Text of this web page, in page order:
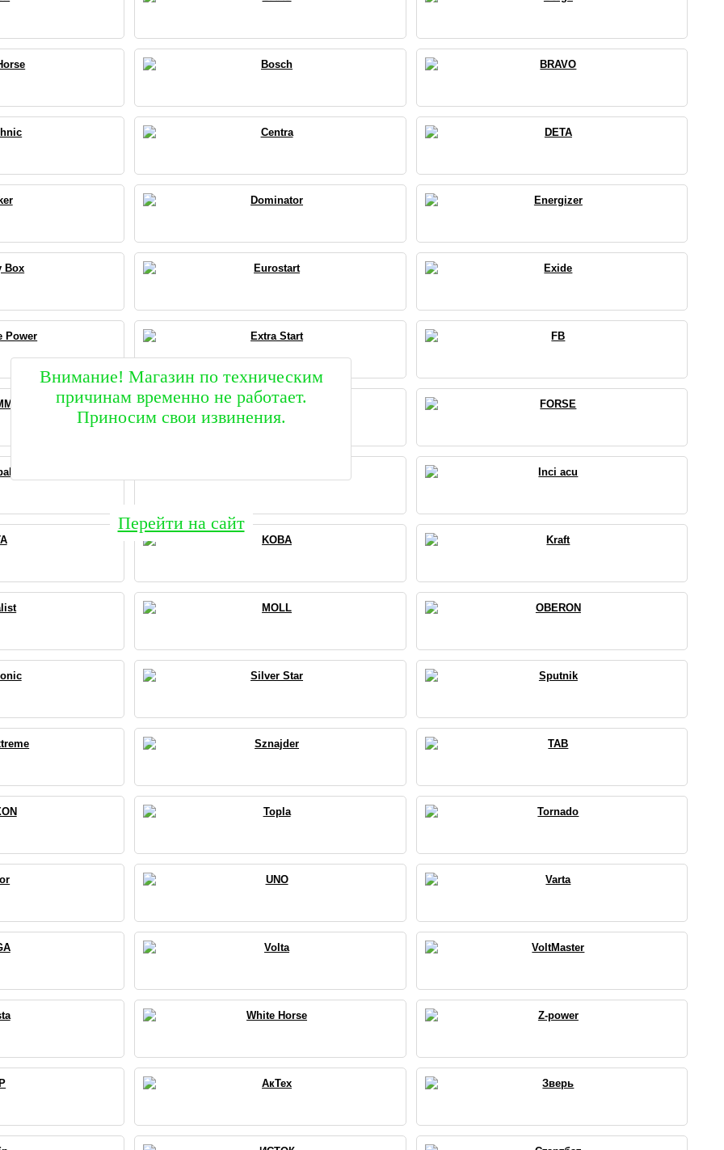
Внимание! Магазин по техническим
причинам временно не работает.
Приносим свои извинения.
Перейти на сайт
Bosch BRAVO
Centra DETA
Dominator Energizer
Box Eurostart Exide
Power Extra Start FB
FireBall FORSE
Inci acu
KOBA Kraft
MOLL OBERON
Silver Star Sputnik
Sznajder TAB
Topla Tornado
UNO Varta
Volta VoltMaster
White Horse Z-power
АкТех Зверь